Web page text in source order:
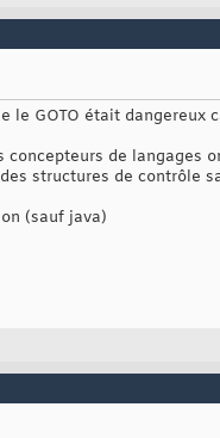
le GOTO était
de langages
structures de contrôle
(sauf java)